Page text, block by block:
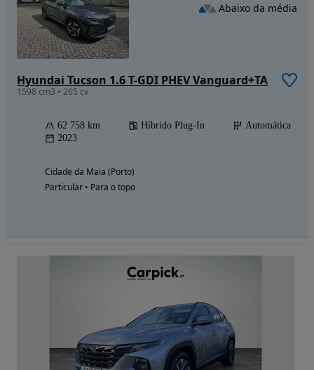
Hyundai Tucson 1.6 T-GDI PHEV Vanguard+TA
1598 cm3 • 265 cv
62 758 km Híbrido Plug-In
Automática
2023
Cidade da Maia (Porto)
Particular • Para o topo
Abaixo da média